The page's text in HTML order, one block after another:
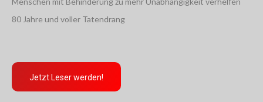
80 Jahre und voller Tatendrang
Jetzt Leser werden!